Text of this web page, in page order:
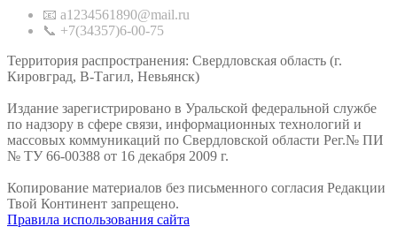
📧 a1234561890@mail.ru
📞 +7(34357)6-00-75
Территория распространения: Свердловская область (г.
Кировград, В-Тагил, Невьянск)
Издание зарегистрировано в Уральской федеральной службе
по надзору в сфере связи, информационных технологий и
массовых коммуникаций по Свердловской области Рег.№ ПИ
№ ТУ 66-00388 от 16 декабря 2009 г.
Копирование материалов без письменного согласия Редакции
Твой Континент запрещено.
Правила использования сайта